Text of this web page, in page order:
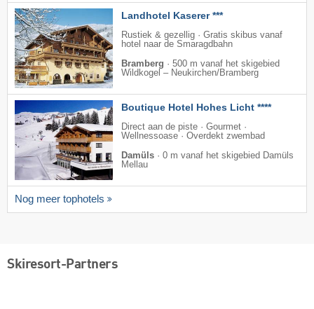
Landhotel Kaserer ***
Rustiek & gezellig · Gratis skibus vanaf
hotel naar de Smaragdbahn
Bramberg · 500 m vanaf het skigebied
Wildkogel – Neukirchen/​Bramberg
Boutique Hotel Hohes Licht ****
Direct aan de piste · Gourmet ·
Wellnessoase · Overdekt zwembad
Damüls · 0 m vanaf het skigebied Damüls
Mellau
Nog meer tophotels
Skiresort-Partners